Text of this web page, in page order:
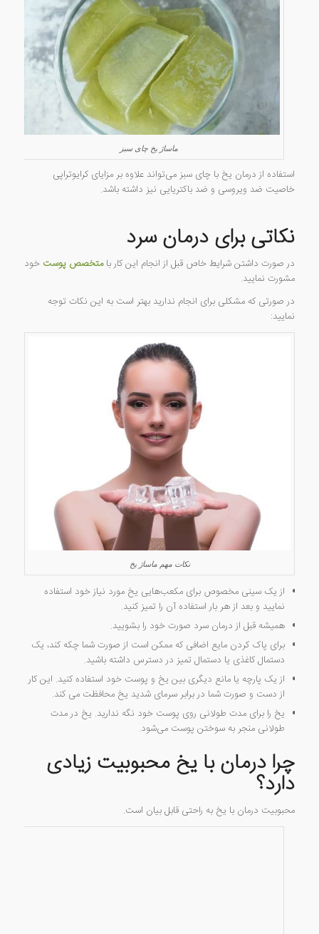
ماساژ یخ چای سبز
استفاده از درمان یخ با چای سبز می‌تواند علاوه بر مزایای کرایوتراپی
خاصیت ضد ویروسی و ضد باکتریایی نیز داشته باشد.
نکاتی برای درمان سرد
در صورت داشتن شرایط خاص قبل از انجام این کار بامتخصص پوست خود
مشورت نمایید.
در صورتی که مشکلی برای انجام ندارید بهتر است به این نکات توجه
نمایید:
نکات مهم ماساژ یخ
از یک سینی مخصوص برای مکعب‌هایی یخ مورد نیاز خود استفاده
نمایید و بعد از هر بار استفاده آن را تمیز کنید.
همیشه قبل از درمان سرد صورت خود را بشویید.
برای پاک کردن مایع اضافی که ممکن است از صورت شما چکه کند، یک
دستمال کاغذی یا دستمال تمیز در دسترس داشته باشید.
از یک پارچه یا مانع دیگری بین یخ و پوست خود استفاده کنید. این کار
از دست و صورت شما در برابر سرمای شدید یخ محافظت می کند.
یخ را برای مدت طولانی روی پوست خود نگه ندارید. یخ در مدت
طولانی منجر به سوختن پوست می‌شود.
چرا درمان با یخ محبوبیت زیادی
دارد؟
محبوبیت درمان با یخ به راحتی قابل بیان است.